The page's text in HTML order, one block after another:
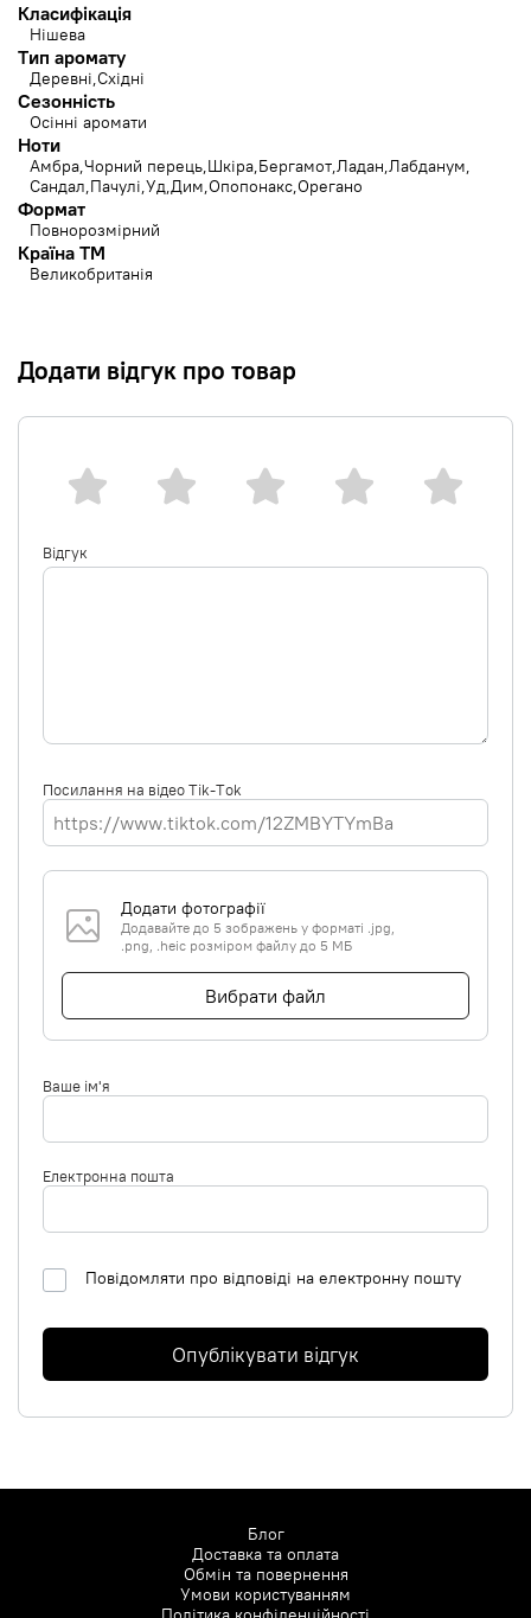
Класифікація
Нішева
Тип аромату
Деревні Східні
Сезонність
Осінні аромати
Ноти
Амбра Чорний перець Шкіра Бергамот Ладан Лабданум
Сандал Пачулі Уд Дим Опопонакс Орегано
Формат
Повнорозмірний
Країна ТМ
Великобританія
Додати відгук про товар
Відгук
Посилання на відео Tik-Tok
Додати фотографії
Додавайте до 5 зображень у форматі .jpg,
.png, .heic розміром файлу до 5 МБ
Вибрати файл
Ваше ім'я
Електронна пошта
Повідомляти про відповіді на електронну пошту
Опублікувати відгук
Блог
Доставка та оплата
Обмін та повернення
Умови користуванням